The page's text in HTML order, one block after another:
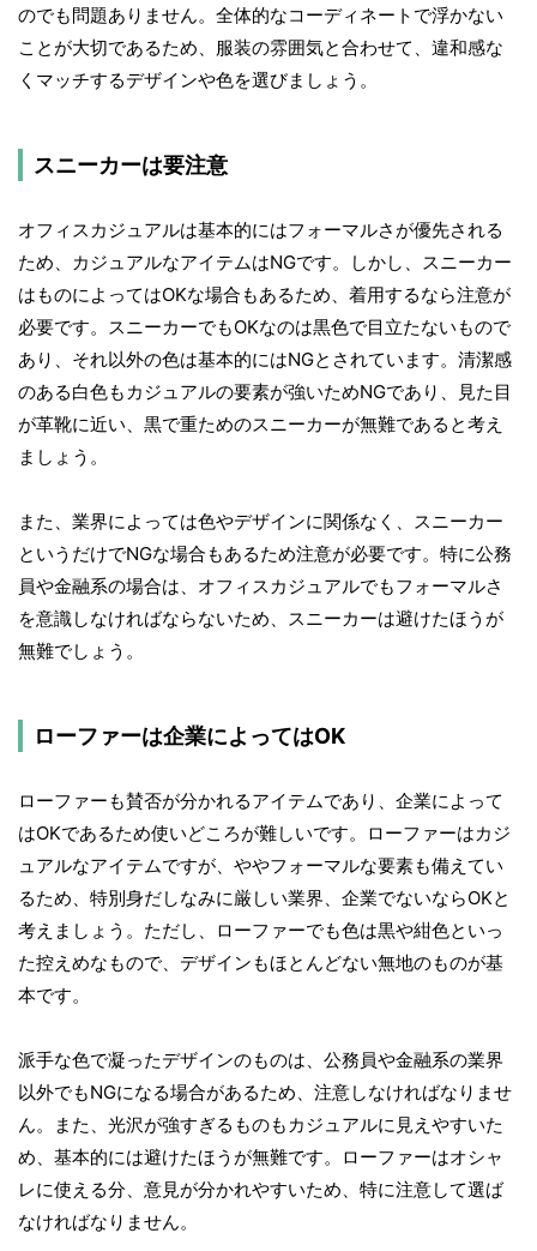
のでも問題ありません。全体的なコーディネートで浮かない
ことが大切であるため、服装の雰囲気と合わせて、違和感な
くマッチするデザインや色を選びましょう。
スニーカーは要注意
オフィスカジュアルは基本的にはフォーマルさが優先される
ため、カジュアルなアイテムはNGです。しかし、スニーカー
はものによってはOKな場合もあるため、着用するなら注意が
必要です。スニーカーでもOKなのは黒色で目立たないもので
あり、それ以外の色は基本的にはNGとされています。清潔感
のある白色もカジュアルの要素が強いためNGであり、見た目
が革靴に近い、黒で重ためのスニーカーが無難であると考え
ましょう。
また、業界によっては色やデザインに関係なく、スニーカー
というだけでNGな場合もあるため注意が必要です。特に公務
員や金融系の場合は、オフィスカジュアルでもフォーマルさ
を意識しなければならないため、スニーカーは避けたほうが
無難でしょう。
ローファーは企業によってはOK
ローファーも賛否が分かれるアイテムであり、企業によって
はOKであるため使いどころが難しいです。ローファーはカジ
ュアルなアイテムですが、ややフォーマルな要素も備えてい
るため、特別身だしなみに厳しい業界、企業でないならOKと
考えましょう。ただし、ローファーでも色は黒や紺色といっ
た控えめなもので、デザインもほとんどない無地のものが基
本です。
派手な色で凝ったデザインのものは、公務員や金融系の業界
以外でもNGになる場合があるため、注意しなければなりませ
ん。また、光沢が強すぎるものもカジュアルに見えやすいた
め、基本的には避けたほうが無難です。ローファーはオシャ
レに使える分、意見が分かれやすいため、特に注意して選ば
なければなりません。